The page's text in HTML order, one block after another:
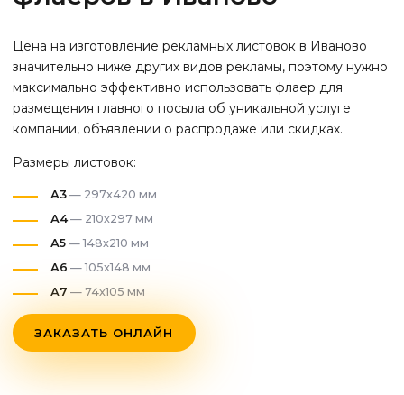
Цена на изготовление рекламных листовок в Иваново
значительно ниже других видов рекламы, поэтому нужно
максимально эффективно использовать флаер для
размещения главного посыла об уникальной услуге
компании, объявлении о распродаже или скидках.
Размеры листовок:
А3 — 297х420 мм
А4— 210х297 мм
А5 — 148х210 мм
А6 — 105х148 мм
А7 — 74х105 мм
ЗАКАЗАТЬ ОНЛАЙН